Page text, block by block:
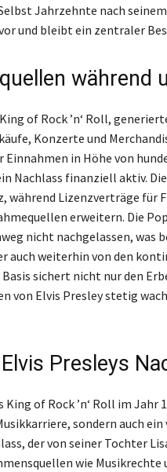
Jahrzehnte nach
und bleibt ein zentraler
während
of Rock ’n‘ Roll,
Konzerte und
in Höhe von
Nachlass finanziell aktiv.
während Lizenzverträge für
erweitern. Die
nicht nachgelassen, was
auch weiterhin von den
sichert nicht nur den
von Elvis Presley stetig
Elvis Presleys
King of Rock ’n‘ Roll im
sondern auch
der von seiner Tochter
wie Musikrechte